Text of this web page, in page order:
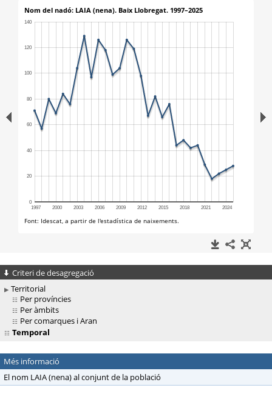
Criteri de desagregació
Territorial
Per províncies
Per àmbits
Per comarques i Aran
Temporal
Més informació
El nom LAIA (nena) al conjunt de la població